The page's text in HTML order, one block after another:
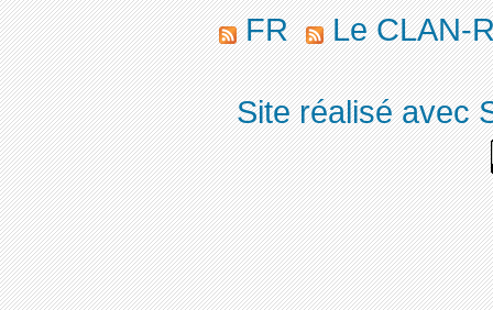
FR
Le CLAN-
Site réalisé avec